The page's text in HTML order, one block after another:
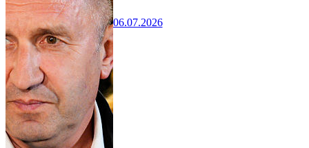
06.07.2026